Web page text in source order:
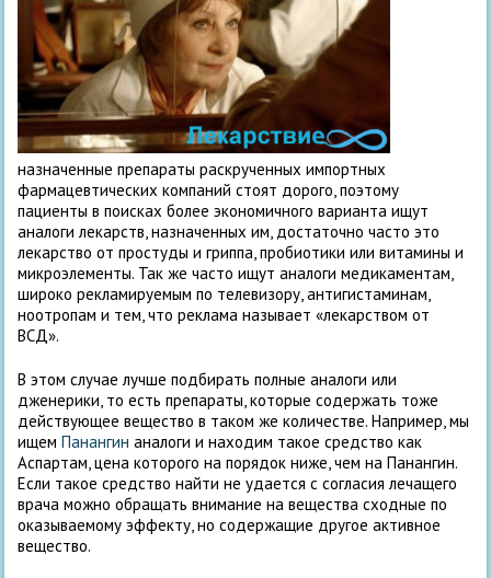
назначенные препараты раскрученных импортных
фармацевтических компаний стоят дорого, поэтому
пациенты в поисках более экономичного варианта ищут
аналоги лекарств, назначенных им, достаточно часто это
лекарство от простуды и гриппа, пробиотики или витамины и
микроэлементы. Так же часто ищут аналоги медикаментам,
широко рекламируемым по телевизору, антигистаминам,
ноотропам и тем, что реклама называет «лекарством от
ВСД».
В этом случае лучше подбирать полные аналоги или
дженерики, то есть препараты, которые содержать тоже
действующее вещество в таком же количестве. Например, мы
ищемПанангин аналоги и находим такое средство как
Аспартам, цена которого на порядок ниже, чем на Панангин.
Если такое средство найти не удается с согласия лечащего
врача можно обращать внимание на вещества сходные по
оказываемому эффекту, но содержащие другое активное
вещество.